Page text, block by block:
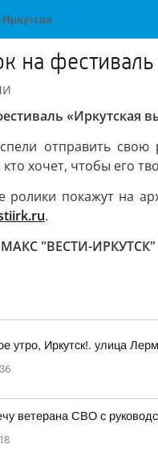
на
«Иркутская
отправить свою
хочет, чтобы его
покажут на
.
МАКС "ВЕСТИ-ИРКУТСК"
утро, Иркутск!. улица
ветерана СВО с